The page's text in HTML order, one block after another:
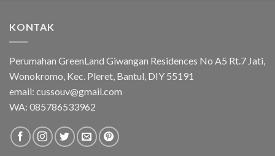
KONTAK
Perumahan GreenLand Giwangan Residences No A5 Rt.7 Jati,
Wonokromo, Kec. Pleret, Bantul, DIY 55191
email: cussouv@gmail.com
WA: 085786533962